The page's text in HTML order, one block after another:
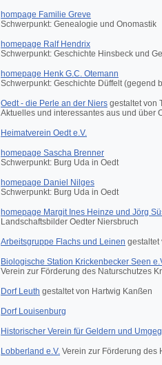
hompage Familie Greve
Schwerpunkt: Genealogie und Onomastik
homepage Ralf Hendrix
Schwerpunkt: Geschichte Hinsbeck und
homepage Henk G.C. Otemann
Schwerpunkt: Geschichte Düffelt (gegend
Oedt - die Perle an der Niers gestaltet von
Aktuelles und interessantes aus und über
Heimatverein Oedt e.V.
homepage Sascha Brenner
Schwerpunkt: Burg Uda in Oedt
homepage Daniel Nilges
Schwerpunkt: Burg Uda in Oedt
homepage Margit Ines Heinze und Jörg
Landschaftsbilder Oedter Niersbruch
Arbeitsgruppe Flachs und Leinen gestaltet
Biologische Station Krickenbecker Seen
Verein zur Förderung des Naturschutzes
Dorf Leuth gestaltet von Hartwig Kanßen
Dorf Louisenburg
Historischer Verein für Geldern und
Lobberland e.V. Verein zur Förderung des